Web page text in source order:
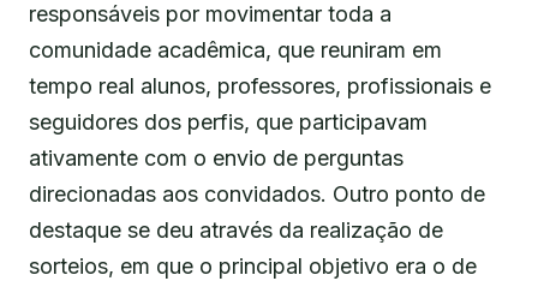
responsáveis por movimentar toda a
comunidade acadêmica, que reuniram em
tempo real alunos, professores, profissionais e
seguidores dos perfis, que participavam
ativamente com o envio de perguntas
direcionadas aos convidados. Outro ponto de
destaque se deu através da realização de
sorteios, em que o principal objetivo era o de